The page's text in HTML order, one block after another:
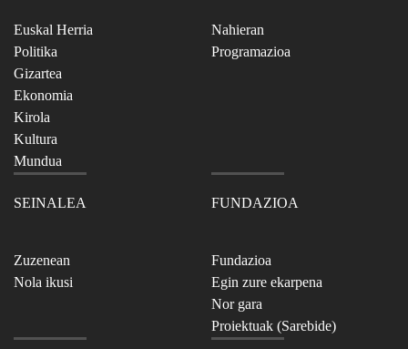
Euskal Herria
Politika
Gizartea
Ekonomia
Kirola
Kultura
Mundua
Nahieran
Programazioa
SEINALEA
Zuzenean
Nola ikusi
FUNDAZIOA
Fundazioa
Egin zure ekarpena
Nor gara
Proiektuak (Sarebide)